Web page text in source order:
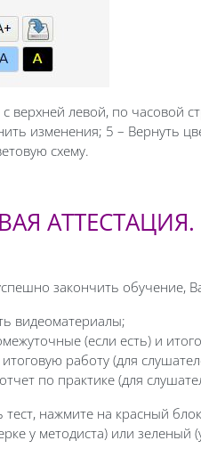
верхней левой, по часовой
изменения; 5 – Вернуть
схему.
закончить обучение,
видеоматериалы;
(если есть) и
работу (для
по практике (для
тест, нажмите на красный
у методиста) или зеленый